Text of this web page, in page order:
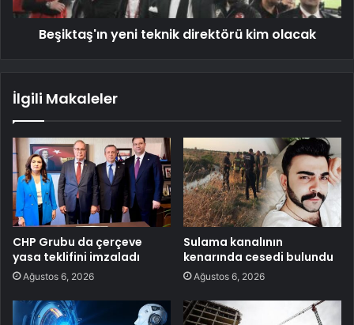
Beşiktaş'ın yeni teknik direktörü kim olacak
İlgili Makaleler
CHP Grubu da çerçeve
yasa teklifini imzaladı
Ağustos 6, 2026
Sulama kanalının
kenarında cesedi bulundu
Ağustos 6, 2026